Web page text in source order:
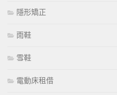
隱形矯正
雨鞋
雪鞋
電動床租借